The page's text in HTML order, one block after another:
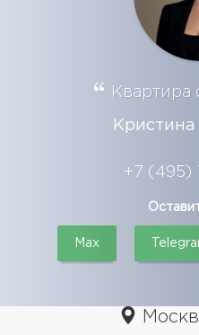
Квартира
Кристина
+7 (495)
Max